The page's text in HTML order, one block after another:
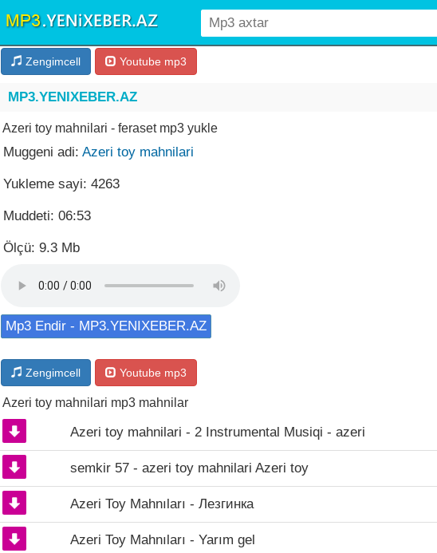
Zengimcell Youtube mp3
MP3.YENIXEBER.AZ
Azeri toy mahnilari - feraset mp3 yukle
Muggeni adi: Azeri toy mahnilari
Yukleme sayi: 4263
Muddeti: 06:53
Ölçü: 9.3 Mb
Mp3 Endir - MP3.YENIXEBER.AZ
Zengimcell Youtube mp3
Azeri toy mahnilari mp3 mahnilar
Azeri toy mahnilari - 2 Instrumental Musiqi - azeri
semkir 57 - azeri toy mahnilari Azeri toy
Azeri Toy Mahnıları - Лезгинка
Azeri Toy Mahnıları - Yarım gel